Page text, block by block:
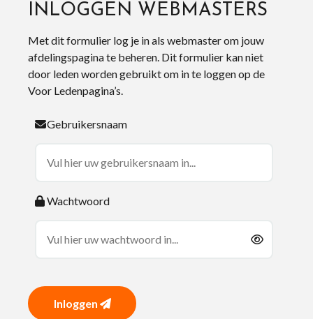
INLOGGEN WEBMASTERS
Met dit formulier log je in als webmaster om jouw
afdelingspagina te beheren. Dit formulier kan niet
door leden worden gebruikt om in te loggen op de
Voor Ledenpagina’s.
Gebruikersnaam
Wachtwoord
Inloggen